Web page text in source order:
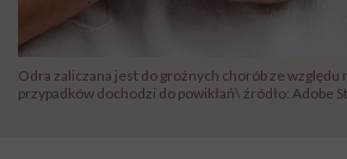
Odra zaliczana jest do groźnych chorób ze względu
przypadków dochodzi do powikłań\ źródło: Adobe